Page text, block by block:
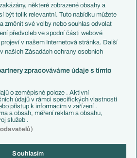
Přestupy
Zápasy
Livescore
Tipovací soutěž
některé zobrazené obsahy a
být tolik relevantní. Tuto nabídku můžete
změnit své volby nebo souhlas odvolat
předvoleb ve spodní části webové
v našem Internetová stránka. Další
našich Zásadách ochrany osobních
zpracováváme údaje s tímto
o zeměpisné poloze . Aktivní
údajů v rámci specifických vlastností
přístup k informacím v zařízení .
a obsah, měření reklam a obsahu,
služeb .
Souhlasím